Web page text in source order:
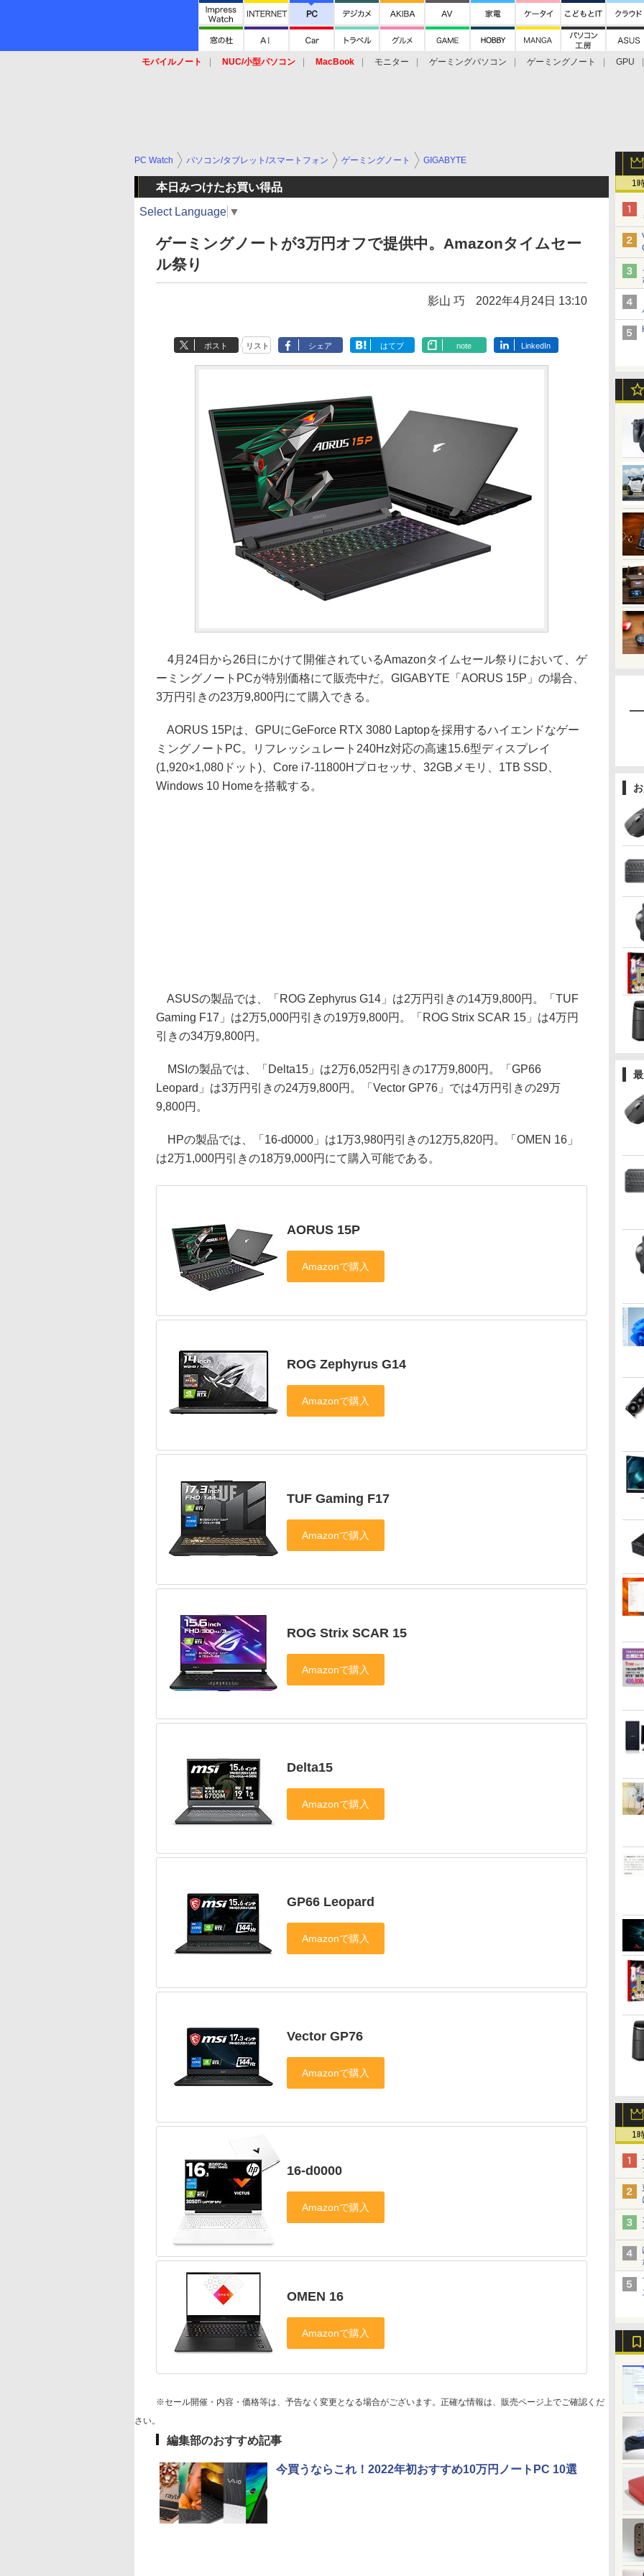
モバイルノート NUC/小型パソコン MacBook モニター ゲーミングパソコン ゲーミングノート
GPU
1
1
PC Watch パソコン/タブレット/スマートフォン ゲーミングノート GIGABYTE
本日みつけたお買い得品
Select Language ▼
ゲーミングノートが3万円オフで提供中。Amazonタイムセー
ル祭り
影山 巧 2022年4月24日 13:10
ポスト リスト シェア はてブ note LinkedIn
4月24日から26日にかけて開催されているAmazonタイムセール祭りにおいて、ゲ
ーミングノートPCが特別価格にて販売中だ。GIGABYTE「AORUS 15P」の場合、
3万円引きの23万9,800円にて購入できる。
AORUS 15Pは、GPUにGeForce RTX 3080 Laptopを採用するハイエンドなゲー
ミングノートPC。リフレッシュレート240Hz対応の高速15.6型ディスプレイ
(1,920×1,080ドット)、Core i7-11800Hプロセッサ、32GBメモリ、1TB SSD、
Windows 10 Homeを搭載する。
ASUSの製品では、「ROG Zephyrus G14」は2万円引きの14万9,800円。「TUF
Gaming F17」は2万5,000円引きの19万9,800円。「ROG Strix SCAR 15」は4万円
引きの34万9,800円。
MSIの製品では、「Delta15」は2万6,052円引きの17万9,800円。「GP66
Leopard」は3万円引きの24万9,800円。「Vector GP76」では4万円引きの29万
9,800円。
HPの製品では、「16-d0000」は1万3,980円引きの12万5,820円。「OMEN 16」
は2万1,000円引きの18万9,000円にて購入可能である。
AORUS 15P
ROG Zephyrus G14
TUF Gaming F17
ROG Strix SCAR 15
Delta15
GP66 Leopard
Vector GP76
16-d0000
OMEN 16
※セール開催・内容・価格等は、予告なく変更となる場合がございます。正確な情報は、販売ページ上でご確認くだ
さい。
編集部のおすすめ記事
今買うならこれ！2022年初おすすめ10万円ノートPC 10選